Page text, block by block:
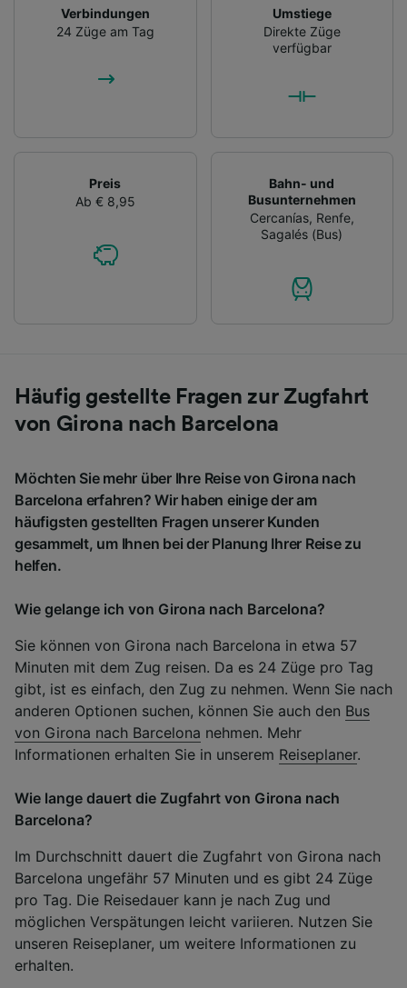
Verbindungen
24 Züge am Tag
Umstiege
Direkte Züge
verfügbar
Preis
Ab € 8,95
Bahn- und
Busunternehmen
Cercanías, Renfe,
Sagalés (Bus)
Häufig gestellte Fragen zur Zugfahrt
von Girona nach Barcelona
Möchten Sie mehr über Ihre Reise von Girona nach
Barcelona erfahren? Wir haben einige der am
häufigsten gestellten Fragen unserer Kunden
gesammelt, um Ihnen bei der Planung Ihrer Reise zu
helfen.
Wie gelange ich von Girona nach Barcelona?
Sie können von Girona nach Barcelona in etwa 57
Minuten mit dem Zug reisen. Da es 24 Züge pro Tag
gibt, ist es einfach, den Zug zu nehmen. Wenn Sie nach
anderen Optionen suchen, können Sie auch den Bus
von Girona nach Barcelona nehmen. Mehr
Informationen erhalten Sie in unserem Reiseplaner.
Wie lange dauert die Zugfahrt von Girona nach
Barcelona?
Im Durchschnitt dauert die Zugfahrt von Girona nach
Barcelona ungefähr 57 Minuten und es gibt 24 Züge
pro Tag. Die Reisedauer kann je nach Zug und
möglichen Verspätungen leicht variieren. Nutzen Sie
unseren Reiseplaner, um weitere Informationen zu
erhalten.